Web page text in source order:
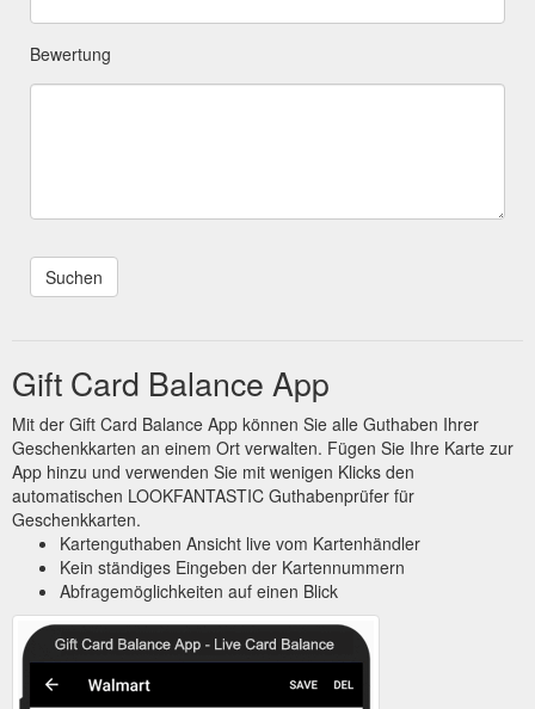
Bewertung
Gift Card Balance App
Mit der Gift Card Balance App können Sie alle Guthaben Ihrer
Geschenkkarten an einem Ort verwalten. Fügen Sie Ihre Karte zur
App hinzu und verwenden Sie mit wenigen Klicks den
automatischen LOOKFANTASTIC Guthabenprüfer für
Geschenkkarten.
Kartenguthaben Ansicht live vom Kartenhändler
Kein ständiges Eingeben der Kartennummern
Abfragemöglichkeiten auf einen Blick